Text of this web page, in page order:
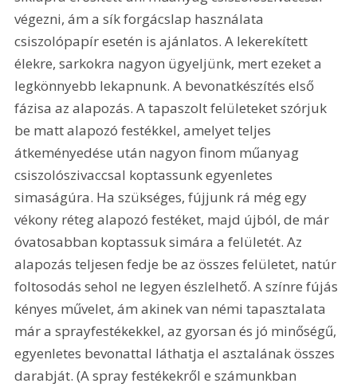
végezni, ám a sík forgácslap használata
csiszolópapír esetén is ajánlatos. A lekerekített
élekre, sarkokra nagyon ügyeljünk, mert ezeket a
legkönnyebb lekapnunk. A bevonatkészítés első
fázisa az alapozás. A tapaszolt felületeket szórjuk
be matt alapozó festékkel, amelyet teljes
átkeményedése után nagyon finom műanyag
csiszolószivaccsal koptassunk egyenletes
simaságúra. Ha szükséges, fújjunk rá még egy
vékony réteg alapozó festéket, majd újból, de már
óvatosabban koptassuk simára a felületét. Az
alapozás teljesen fedje be az összes felületet, natúr
foltosodás sehol ne legyen észlelhető. A színre fújás
kényes művelet, ám akinek van némi tapasztalata
már a sprayfestékekkel, az gyorsan és jó minőségű,
egyenletes bevonattal láthatja el asztalának összes
darabját. (A spray festékekről e számunkban